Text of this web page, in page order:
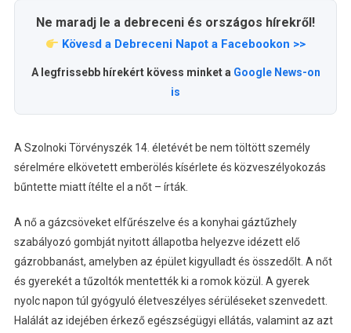
Ne maradj le a debreceni és országos hírekről!
Kövesd a Debreceni Napot a Facebookon >>
A legfrissebb hírekért kövess minket a Google News-on
is
A Szolnoki Törvényszék 14. életévét be nem töltött személy
sérelmére elkövetett emberölés kísérlete és közveszélyokozás
bűntette miatt ítélte el a nőt – írták.
A nő a gázcsöveket elfűrészelve és a konyhai gáztűzhely
szabályozó gombját nyitott állapotba helyezve idézett elő
gázrobbanást, amelyben az épület kigyulladt és összedőlt. A nőt
és gyerekét a tűzoltók mentették ki a romok közül. A gyerek
nyolc napon túl gyógyuló életveszélyes sérüléseket szenvedett.
Halálát az idejében érkező egészségügyi ellátás, valamint az azt